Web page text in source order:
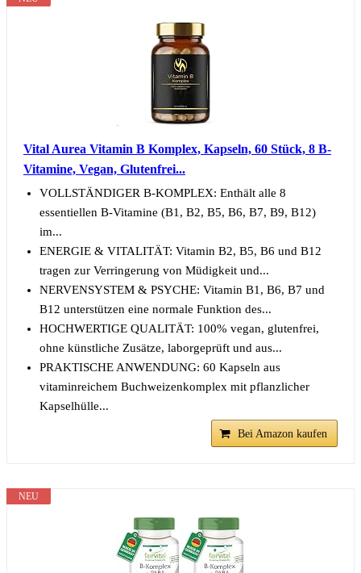
Vital Aurea Vitamin B Komplex, Kapseln, 60 Stück, 8 B-
Vitamine, Vegan, Glutenfrei...
VOLLSTÄNDIGER B-KOMPLEX: Enthält alle 8
essentiellen B-Vitamine (B1, B2, B5, B6, B7, B9, B12)
im...
ENERGIE & VITALITÄT: Vitamin B2, B5, B6 und B12
tragen zur Verringerung von Müdigkeit und...
NERVENSYSTEM & PSYCHE: Vitamin B1, B6, B7 und
B12 unterstützen eine normale Funktion des...
HOCHWERTIGE QUALITÄT: 100% vegan, glutenfrei,
ohne künstliche Zusätze, laborgeprüft und aus...
PRAKTISCHE ANWENDUNG: 60 Kapseln aus
vitaminreichem Buchweizenkomplex mit pflanzlicher
Kapselhülle...
Bei Amazon kaufen
NEU